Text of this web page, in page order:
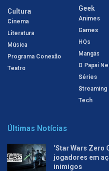
Cultura
Cinema
Literatura
Música
Programa Conexão
Teatro
Geek
Animes
Games
HQs
Mangás
O Papai
Séries
Streaming
Tech
Últimas Notícias
‘Star Wars Zero
jogadores em
inimigos